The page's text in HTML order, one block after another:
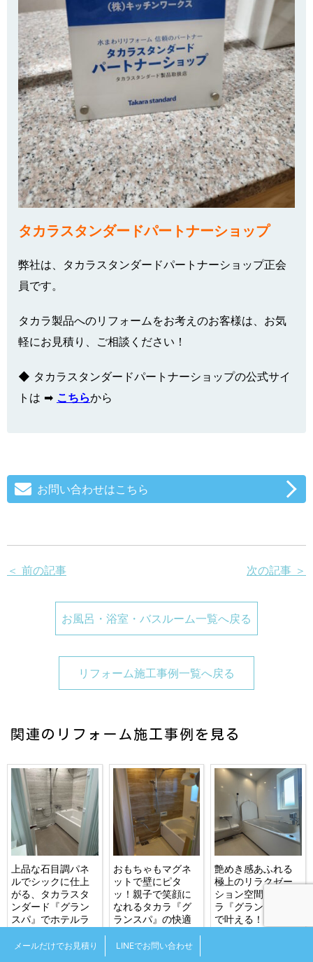
タカラスタンダードパートナーショップ
弊社は、タカラスタンダードパートナーショップ正会
員です。
タカラ製品へのリフォームをお考えのお客様は、お気
軽にお見積り、ご相談ください！
◆ タカラスタンダードパートナーショップの公式サイ
トは ➡ こちらから
お問い合わせはこちら
＜ 前の記事 次の記事 ＞
お風呂・浴室・バスルーム一覧へ戻る
リフォーム施工事例一覧へ戻る
関連のリフォーム施工事例を見る
上品な石目調パネ
ルでシックに仕上
がる、タカラスタ
ンダード『グラン
スパ』でホテルラ
風呂（浴室・ユニ
おもちゃもマグネ
ットで壁にピタ
ッ！親子で笑顔に
なれるタカラ『グ
ランスパ』の快適
呂（浴室・ユニッ
艶めき感あふれる
極上のリラクゼー
ション空間をタカ
ラ『グランスパ』
で叶える！お風呂
メールだけでお見積り LINEでお問い合わせ